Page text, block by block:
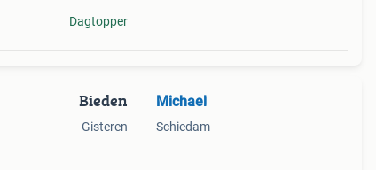
Dagtopper
Bieden
Gisteren
Michael
Schiedam